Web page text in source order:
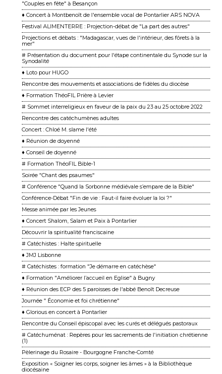
"Couples en fête" à Besançon
♦ Concert à Montbenoît de l'ensemble vocal de Pontarlier ARS NOVA
Festival ALIMENTERRE : Projection-débat de "La part des autres"
Projections et débats : "Madagascar, vues de l'intérieur, des fôrets à la
mer"
# Présentation du document pour l'étape continentale du Synode sur la
Synodalité
♦ Loto pour HUGO
Rencontre des mouvements et associations de fidèles du diocèse
♦ Formation ThéoFIL Prière à Levier
# Sommet interreligieux en faveur de la paix du 23 au 25 octobre 2022
Rencontre des catéchumènes adultes
Concert : Chloé M. slame l'été
♦ Réunion de doyenné
♦ Conseil de doyenné
# Formation ThéoFIL Bible-1
Soirée "Chant des psaumes"
# Conférence "Quand la Sorbonne médiévale s’empare de la Bible"
Conférence-Débat "Fin de vie : Faut-il faire évoluer la loi ?"
Messe animée par les Jeunes
♦ Concert Shalom, Salam et Paix à Pontarlier
Découvrir la spiritualité franciscaine
# Catéchistes : Halte spirituelle
♦ JMJ Lisbonne
# Catéchistes : formation "Je démarre en catéchèse"
♦ Formation "Améliorer l’accueil en Eglise" à Bugny
♦ Réunion des ECP des 5 paroisses de l'abbé Benoît Decreuse
Journée " Économie et foi chrétienne"
♦ Glorious en concert à Pontarlier
Rencontre du Conseil épiscopal avec les curés et délégués pastoraux
# Catéchuménat : Repères pour les sacrements de l'initiation chrétienne
(1)
Pèlerinage du Rosaire - Bourgogne Franche-Comté
Exposition « Soigner les corps, soigner les âmes » à la Bibliothèque
diocésaine